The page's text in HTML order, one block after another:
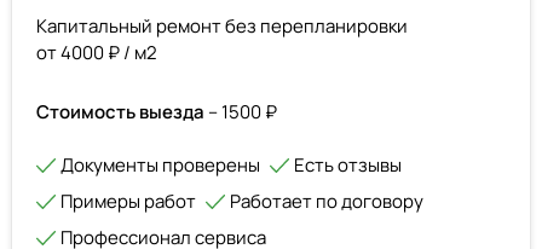
Капитальный ремонт без перепланировки
от 4000 ₽ / м2
Стоимость выезда – 1500 ₽
Документы проверены
Есть отзывы
Примеры работ
Работает по договору
Профессионал сервиса